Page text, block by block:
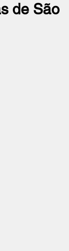
de São